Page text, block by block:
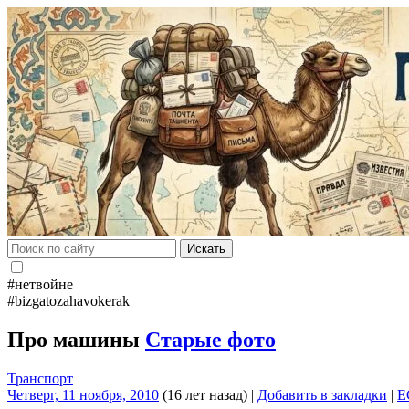
Искать
#нетвойне
#bizgatozahavokerak
Про машины Старые фото
Транспорт
Четверг, 11 ноября, 2010 (16 лет назад) | Добавить в закладки |